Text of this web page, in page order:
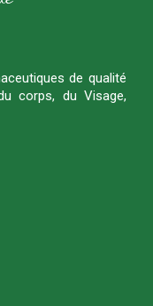
de qualité
corps, du Visage,